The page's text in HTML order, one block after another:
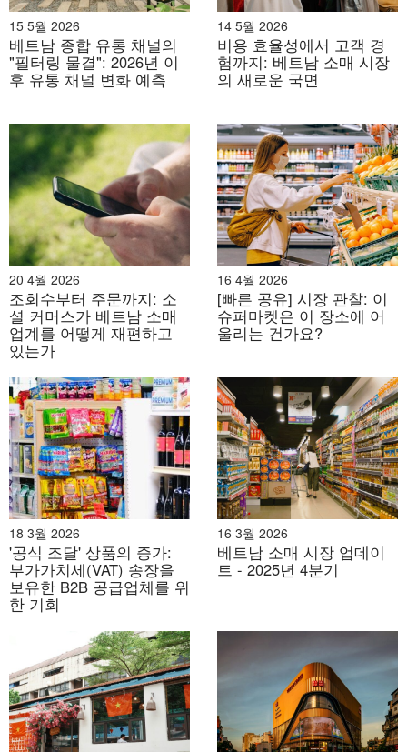
통적인 유통 채널이 여전히 주요 채널로 남을 것으로 예상
되지만, B&Company는 현대적인 유통 채널과 전자상거
래가 지속적으로 성장하면서 설 연휴 쇼핑의 주요 동력으
로 자리 잡을 것으로 전망합니다. 이러한 변화는 적극적인
질 것입니다. 틱톡 쇼핑 사용자 741,000만 명이 "추천" 피
드를 통해 제품을 발견하는 등, 라이브 스트리밍, 짧은 동
영상, 깜짝 할인 판매 등이 새로운 디지털 설 연휴 시장으
로 부상하고 있습니다.[8].
Channel contribution in Tet 2025
단위 : %
원천: 니크
2026년 설날 인기 상품 카테고리
2025년 설 연휴 기간 동안 맥주 소비재 시장 점유율이
21.9%에서 24.7%로, 즉석식품 시장 점유율이 7.5%에서
15 5월 2026
베트남 종합 유통 채널의
"필터링 물결": 2026년 이
후 유통 채널 변화 예측
14 5월 2026
비용 효율성에서 고객 경
험까지: 베트남 소매 시장
의 새로운 국면
20 4월 2026
조회수부터 주문까지: 소
셜 커머스가 베트남 소매
업계를 어떻게 재편하고
있는가
16 4월 2026
[빠른 공유] 시장 관찰: 이
슈퍼마켓은 이 장소에 어
울리는 건가요?
18 3월 2026
'공식 조달' 상품의 증가:
부가가치세(VAT) 송장을
보유한 B2B 공급업체를 위
한 기회
16 3월 2026
베트남 소매 시장 업데이
트 - 2025년 4분기